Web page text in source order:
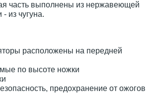
часть выполнены из нержавеющей
из чугуна.
расположены на передней
по высоте ножки
предохранение от ожогов